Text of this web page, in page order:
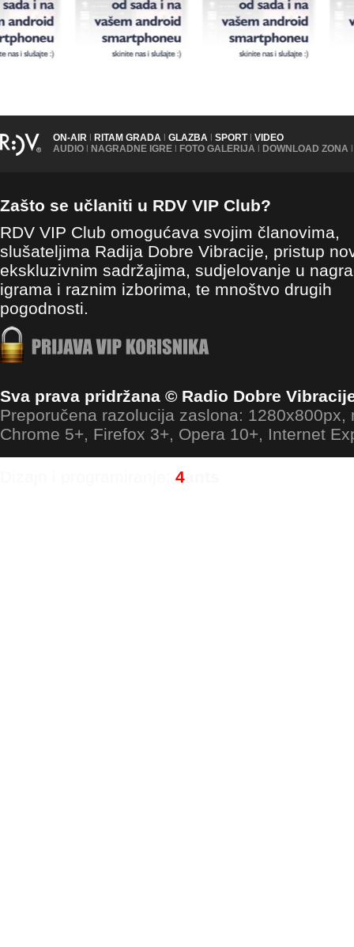
ON-AIR | RITAM GRADA | GLAZBA | SPORT | VIDEO
AUDIO | NAGRADNE IGRE | FOTO GALERIJA | DOWNLOAD ZONA |
Zašto se učlaniti u RDV VIP Club?
RDV VIP Club omogućava svojim članovima,
slušateljima Radija Dobre Vibracije, pristup
ekskluzivnim sadržajima, sudjelovanje u
igrama i raznim izborima, te mnoštvo drugih
pogodnosti.
Sva prava pridržana © Radio Dobre
Preporučena razolucija zaslona: 1280x800px,
Chrome 5+, Firefox 3+, Opera 10+, Internet
4